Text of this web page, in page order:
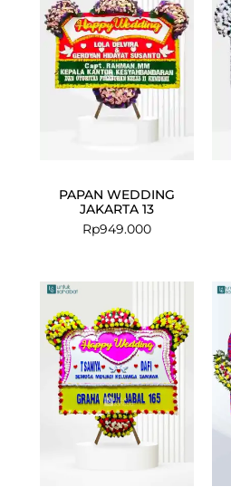
PAPAN WEDDING
JAKARTA 13
Rp949.000